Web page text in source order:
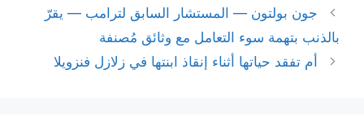
جون بولتون — المستشار السابق لترامب — يقرّ
بالذنب بتهمة سوء التعامل مع وثائق مُصنفة
أم تفقد حياتها أثناء إنقاذ ابنتها في زلازل فنزويلا